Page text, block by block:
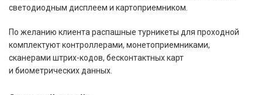
светодиодным дисплеем и картоприемником.
По желанию клиента распашные турникеты для проходной
комплектуют контроллерами, монетоприемниками,
сканерами штрих-кодов, бесконтактных карт
и биометрических данных.